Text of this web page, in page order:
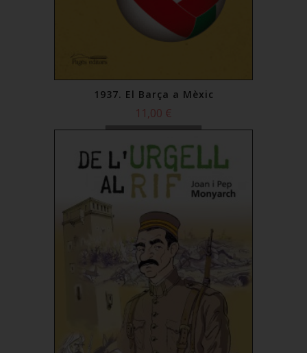
1937. El Barça a Mèxic
11,00 €